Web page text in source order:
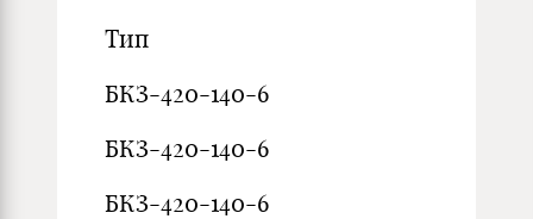
Тип
БКЗ-420-140-6
БКЗ-420-140-6
БКЗ-420-140-6